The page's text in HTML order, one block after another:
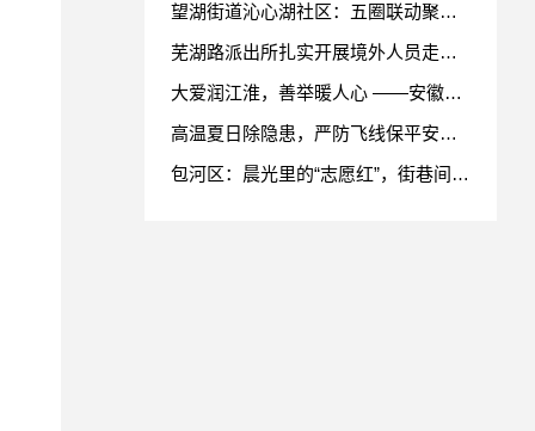
望湖街道沁心湖社区：五圈联动聚合力沁心善治暖民心
芜湖路派出所扎实开展境外人员走访管控工作
大爱润江淮，善举暖人心 ——安徽省残疾人福利基金会高质量发展纪实
高温夏日除隐患，严防飞线保平安——芜湖路派出所联合银河社居委开展老旧小区飞线充电专项检查
包河区：晨光里的“志愿红”，街巷间的“贴心人”